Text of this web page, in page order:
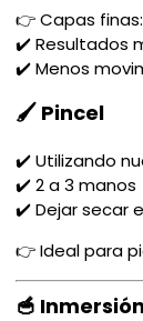
👉 Capas finas:
✔️ Resultados
✔️ Menos
🖌️ Pincel
✔️ Utilizando
✔️ 2 a 3 manos
✔️ Dejar secar
👉 Ideal para
🥣 Inmersión